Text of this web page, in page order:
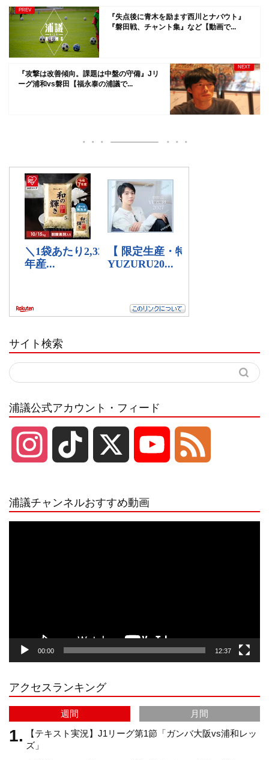
『失点後に青木を励ます西川とナバウト』
『磐田戦、チャント集』など【動画で...
『攻撃は改善傾向。課題は中盤の守備』Jリ
ーグ浦和vs磐田【福永泰の浦議で...
サイト検索
浦議公式アカウント・フィード
r
a
m
e
C
h
浦議チャンネルおすすめ動画
00:00 12:37
アクセスランキング
週間
月間
【テキスト実況】J1リーグ第1節「ガンバ大阪vs浦和レッ
ズ」